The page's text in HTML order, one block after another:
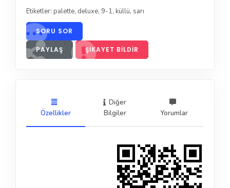
Etiketler: palette, deluxe, 9-1, küllü, sarı
SORU SOR
PAYLAŞ ŞIKAYET BILDIR
Özellikler
Diğer
Bilgiler
Yorumlar